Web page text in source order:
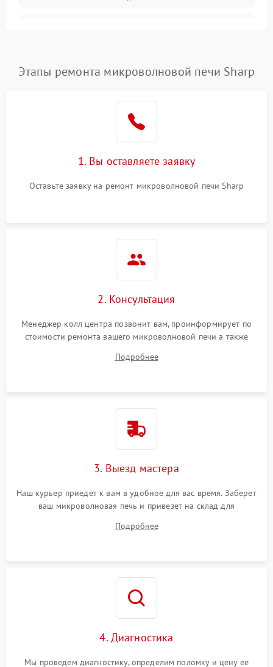
Подробнее →
2200 ₽
Не работают сенсорные
1000 ₽
Этапы ремонта микроволновой печи Sharp
1. Вы оставляете заявку
Оставьте заявку на ремонт микроволновой печи Sharp
2. Консультация
Менеджер колл центра позвонит вам, проинформирует по
стоимости ремонта вашего микроволновой печи а также
Подробнее
3. Выезд мастера
Наш курьер приедет к вам в удобное для вас время. Заберет
ваш микроволновая печь и привезет на склад для
Подробнее
4. Диагностика
Мы проведем диагностику, определим поломку и цену ее